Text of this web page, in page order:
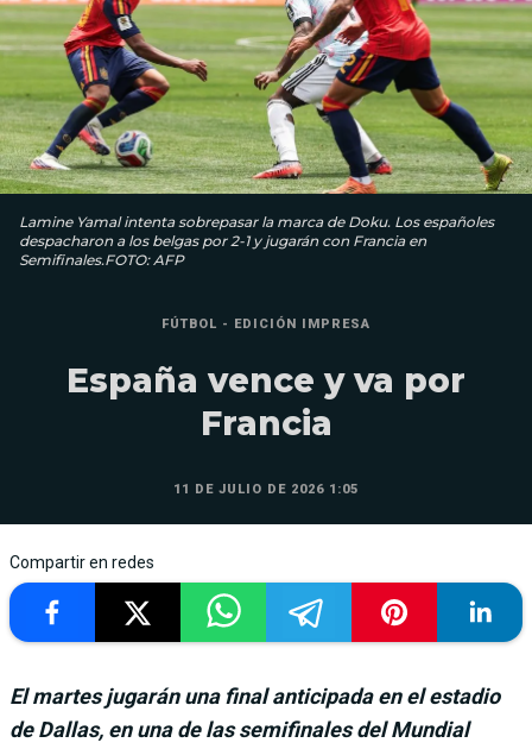
Lamine Yamal intenta sobrepasar la marca de Doku. Los españoles
despacharon a los belgas por 2-1 y jugarán con Francia en
Semifinales.FOTO: AFP
FÚTBOL - EDICIÓN IMPRESA
España vence y va por
Francia
11 DE JULIO DE 2026 1:05
Compartir en redes
El martes jugarán una final anticipada en el estadio
de Dallas, en una de las semifinales del Mundial